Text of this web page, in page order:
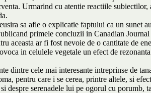
Urmarind cu atentie reactiile
sa afle o explicatie faptului ca un sunet
primele concluzii in Canadian
aceasta ar fi fost nevoie de o cantitate de
in celulele vegetale un efect de
dintre cele mai interesante intreprinse de
pentru care i se cerea, printre altele, si
serenadele lui pe ogorul cu porumb,